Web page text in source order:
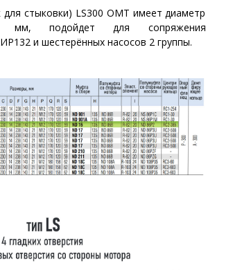
для стыковки) LS300 OMT имеет диаметр
мм, подойдет для сопряжения
и шестерённых насосов 2 группы.